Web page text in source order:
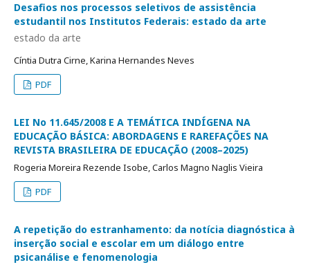
Desafios nos processos seletivos de assistência
estudantil nos Institutos Federais: estado da arte
estado da arte
Cíntia Dutra Cirne, Karina Hernandes Neves
PDF
LEI No 11.645/2008 E A TEMÁTICA INDÍGENA NA
EDUCAÇÃO BÁSICA: ABORDAGENS E RAREFAÇÕES NA
REVISTA BRASILEIRA DE EDUCAÇÃO (2008–2025)
Rogeria Moreira Rezende Isobe, Carlos Magno Naglis Vieira
PDF
A repetição do estranhamento: da notícia diagnóstica à
inserção social e escolar em um diálogo entre
psicanálise e fenomenologia